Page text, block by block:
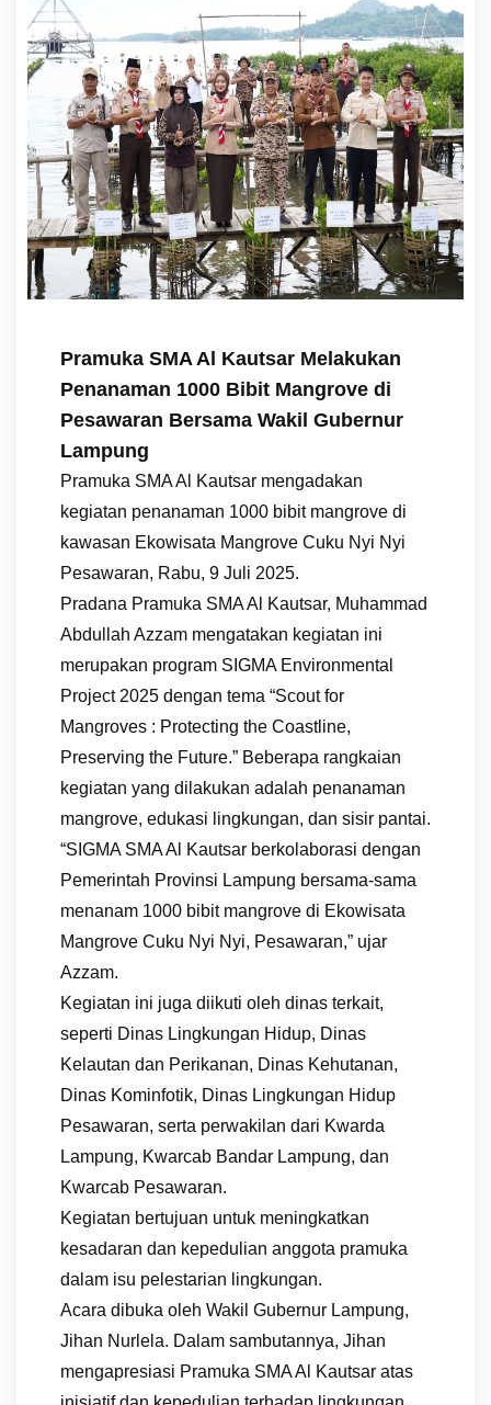
Pramuka SMA Al Kautsar Melakukan
Penanaman 1000 Bibit Mangrove di
Pesawaran Bersama Wakil Gubernur
Lampung
Pramuka SMA Al Kautsar mengadakan
kegiatan penanaman 1000 bibit mangrove di
kawasan Ekowisata Mangrove Cuku Nyi Nyi
Pesawaran, Rabu, 9 Juli 2025.
Pradana Pramuka SMA Al Kautsar, Muhammad
Abdullah Azzam mengatakan kegiatan ini
merupakan program SIGMA Environmental
Project 2025 dengan tema “Scout for
Mangroves : Protecting the Coastline,
Preserving the Future.” Beberapa rangkaian
kegiatan yang dilakukan adalah penanaman
mangrove, edukasi lingkungan, dan sisir pantai.
“SIGMA SMA Al Kautsar berkolaborasi dengan
Pemerintah Provinsi Lampung bersama-sama
menanam 1000 bibit mangrove di Ekowisata
Mangrove Cuku Nyi Nyi, Pesawaran,” ujar
Azzam.
Kegiatan ini juga diikuti oleh dinas terkait,
seperti Dinas Lingkungan Hidup, Dinas
Kelautan dan Perikanan, Dinas Kehutanan,
Dinas Kominfotik, Dinas Lingkungan Hidup
Pesawaran, serta perwakilan dari Kwarda
Lampung, Kwarcab Bandar Lampung, dan
Kwarcab Pesawaran.
Kegiatan bertujuan untuk meningkatkan
kesadaran dan kepedulian anggota pramuka
dalam isu pelestarian lingkungan.
Acara dibuka oleh Wakil Gubernur Lampung,
Jihan Nurlela. Dalam sambutannya, Jihan
mengapresiasi Pramuka SMA Al Kautsar atas